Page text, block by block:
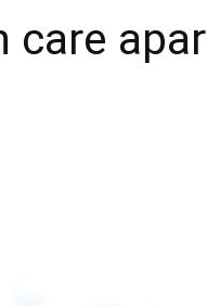
care